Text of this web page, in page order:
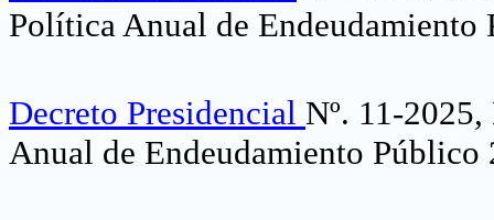
Política Anual de Endeudamiento
Decreto Presidencial Nº. 11-
Anual de Endeudamiento Público